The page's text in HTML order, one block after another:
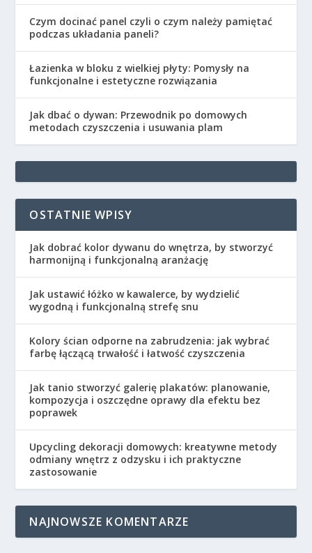
Czym docinać panel czyli o czym należy pamiętać
podczas układania paneli?
Łazienka w bloku z wielkiej płyty: Pomysły na
funkcjonalne i estetyczne rozwiązania
Jak dbać o dywan: Przewodnik po domowych
metodach czyszczenia i usuwania plam
OSTATNIE WPISY
Jak dobrać kolor dywanu do wnętrza, by stworzyć
harmonijną i funkcjonalną aranżację
Jak ustawić łóżko w kawalerce, by wydzielić
wygodną i funkcjonalną strefę snu
Kolory ścian odporne na zabrudzenia: jak wybrać
farbę łączącą trwałość i łatwość czyszczenia
Jak tanio stworzyć galerię plakatów: planowanie,
kompozycja i oszczędne oprawy dla efektu bez
poprawek
Upcycling dekoracji domowych: kreatywne metody
odmiany wnętrz z odzysku i ich praktyczne
zastosowanie
NAJNOWSZE KOMENTARZE